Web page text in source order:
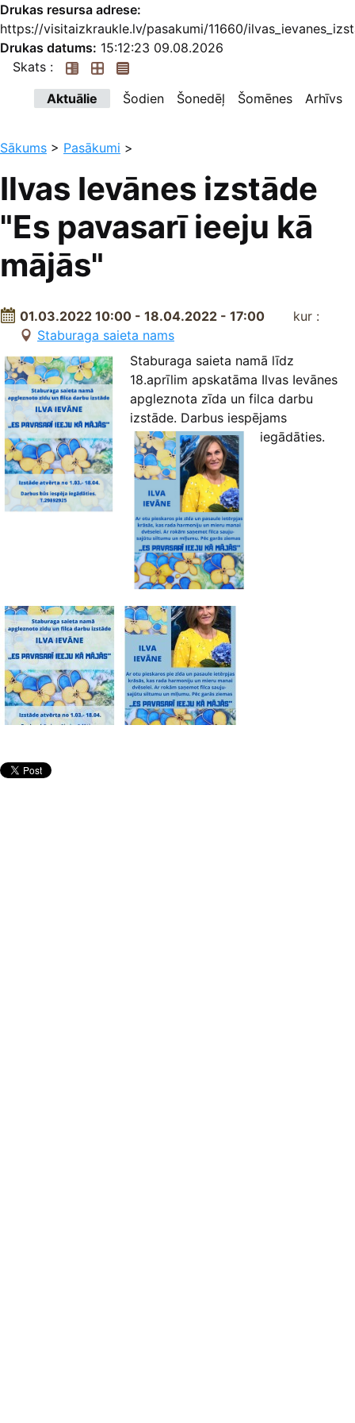
Drukas resursa adrese:
https://visitaizkraukle.lv/pasakumi/11660/
Drukas datums: 15:12:23 09.08.2026
Skats :
Aktuālie
Šodien Šonedēļ Šomēnes Arhīvs
Sākums > Pasākumi >
Ilvas Ievānes izstāde
"Es pavasarī ieeju kā
mājās"
01.03.2022 10:00 - 18.04.2022 - 17:00
kur :
Staburaga saieta nams
Staburaga saieta namā līdz
18.aprīlim apskatāma Ilvas Ievānes
apgleznota zīda un filca darbu
izstāde. Darbus iespējams
iegādāties.